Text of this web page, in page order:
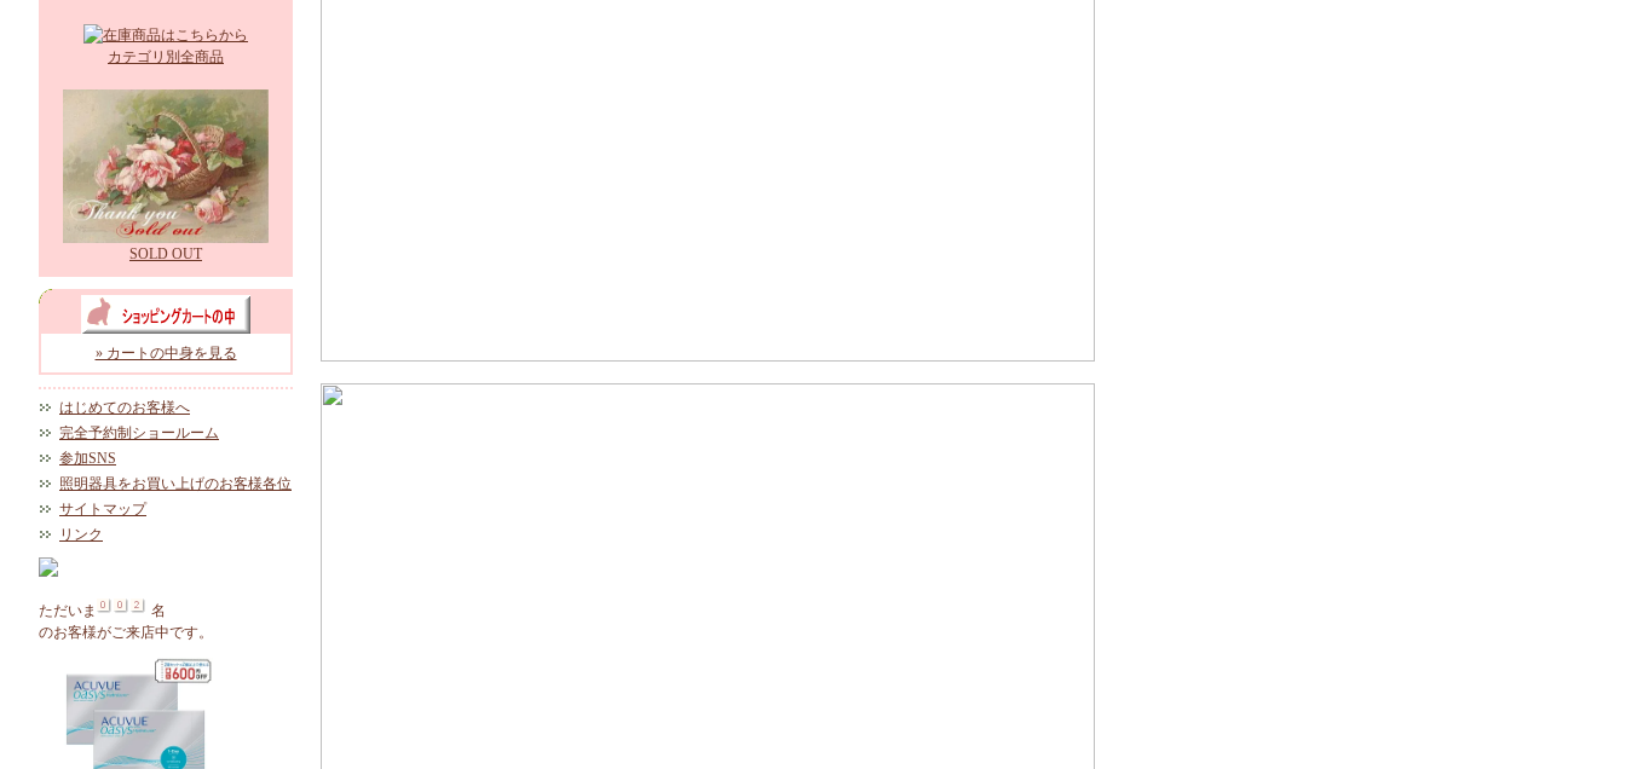
カテゴリ別全商品
SOLD OUT
» カートの中身を見る
はじめてのお客様へ
完全予約制ショールーム
参加SNS
照明器具をお買い上げのお客様各位
サイトマップ
リンク
ただいま
名
のお客様がご来店中です。